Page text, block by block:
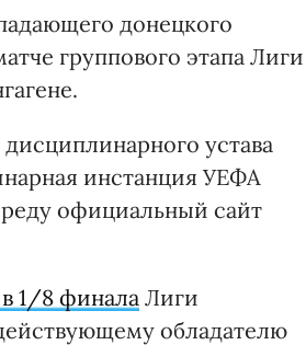
донецкого
группового этапа Лиги
устава
инстанция УЕФА
официальный сайт
1/8 финала Лиги
обладателю